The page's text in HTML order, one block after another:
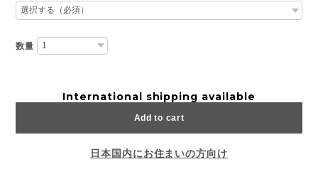
数量
International shipping available
Add to cart
日本国内にお住まいの方向け